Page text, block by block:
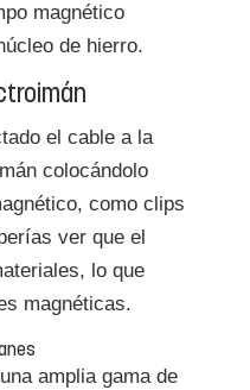
magnético
de hierro.
el cable a la
colocándolo
como clips
ver que el
lo que
magnéticas.
amplia gama de